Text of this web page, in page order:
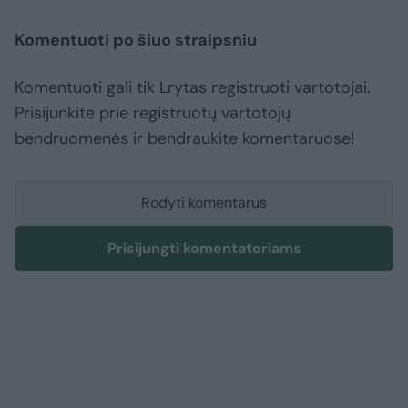
Komentuoti po šiuo straipsniu
Komentuoti gali tik Lrytas registruoti vartotojai.
Prisijunkite prie registruotų vartotojų
bendruomenės ir bendraukite komentaruose!
Rodyti komentarus
Prisijungti komentatoriams